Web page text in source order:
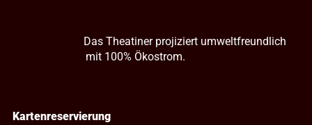
Das Theatiner projiziert umweltfreundlich
mit 100% Ökostrom.
Kartenreservierung